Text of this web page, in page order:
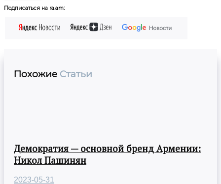
Подписаться на ra.am:
Похожие Статьи
Демократия — основной бренд Армении:
Никол Пашинян
2023-05-31